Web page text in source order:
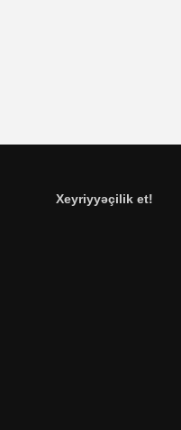
Xeyriyyəçilik et!